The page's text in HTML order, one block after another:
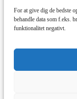
For at give dig de bedste
behandle data som f.eks.
funktionalitet negativt.